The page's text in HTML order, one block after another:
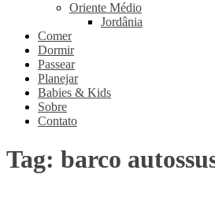
Oriente Médio
Jordânia
Comer
Dormir
Passear
Planejar
Babies & Kids
Sobre
Contato
Tag: barco